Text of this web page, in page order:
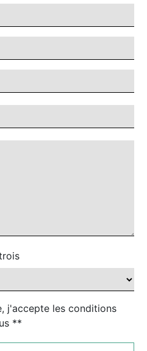
j'accepte les conditions
**